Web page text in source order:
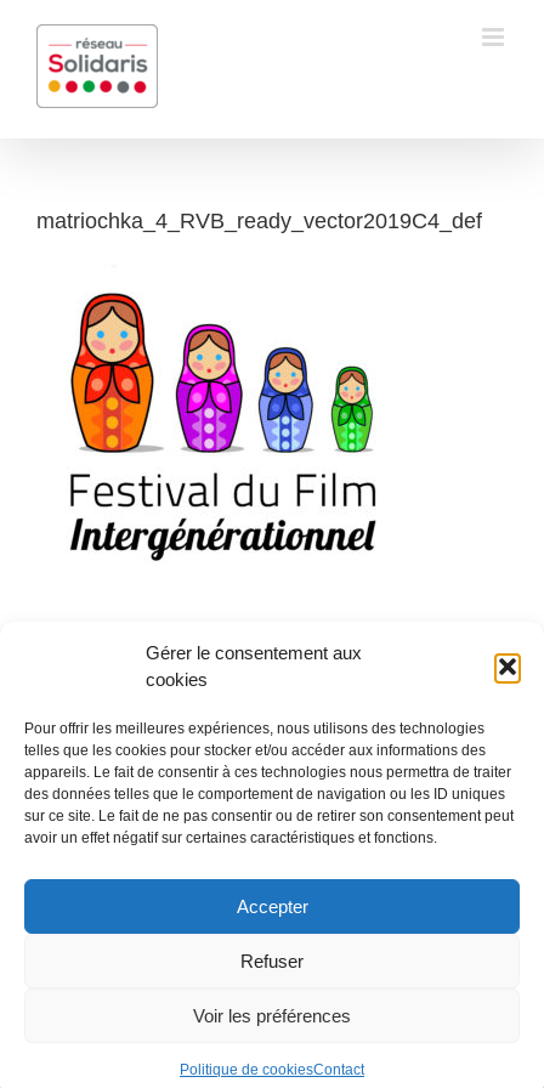
Gérer le consentement aux
cookies
Pour offrir les meilleures expériences, nous utilisons des technologies
telles que les cookies pour stocker et/ou accéder aux informations des
appareils. Le fait de consentir à ces technologies nous permettra de traiter
des données telles que le comportement de navigation ou les ID uniques
sur ce site. Le fait de ne pas consentir ou de retirer son consentement peut
avoir un effet négatif sur certaines caractéristiques et fonctions.
Accepter
Refuser
Voir les préférences
Politique de cookiesContact
contenu
matriochka_4_RVB_ready_vector2019C4_def
Copyright 2018 Fondation réseau Solidaris